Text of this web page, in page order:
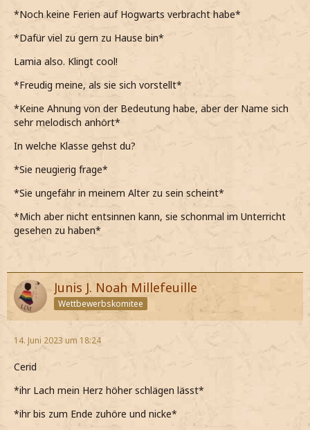
*mich frage, wie man es schafft so eine Frohnatur sein zu
können*
*Noch keine Ferien auf Hogwarts verbracht habe*
*Dafür viel zu gern zu Hause bin*
Lamia also. Klingt cool!
*Freudig meine, als sie sich vorstellt*
*Keine Ahnung von der Bedeutung habe, aber der Name sich
sehr melodisch anhört*
In welche Klasse gehst du?
*Sie neugierig frage*
*Sie ungefähr in meinem Alter zu sein scheint*
*Mich aber nicht entsinnen kann, sie schonmal im Unterricht
gesehen zu haben*
Junis J. Noah Millefeuille
Wettbewerbskomitee
14. Juni 2023 um 18:24
Cerid
*ihr Lach mein Herz höher schlägen lässt*
*ihr bis zum Ende zuhöre und nicke*